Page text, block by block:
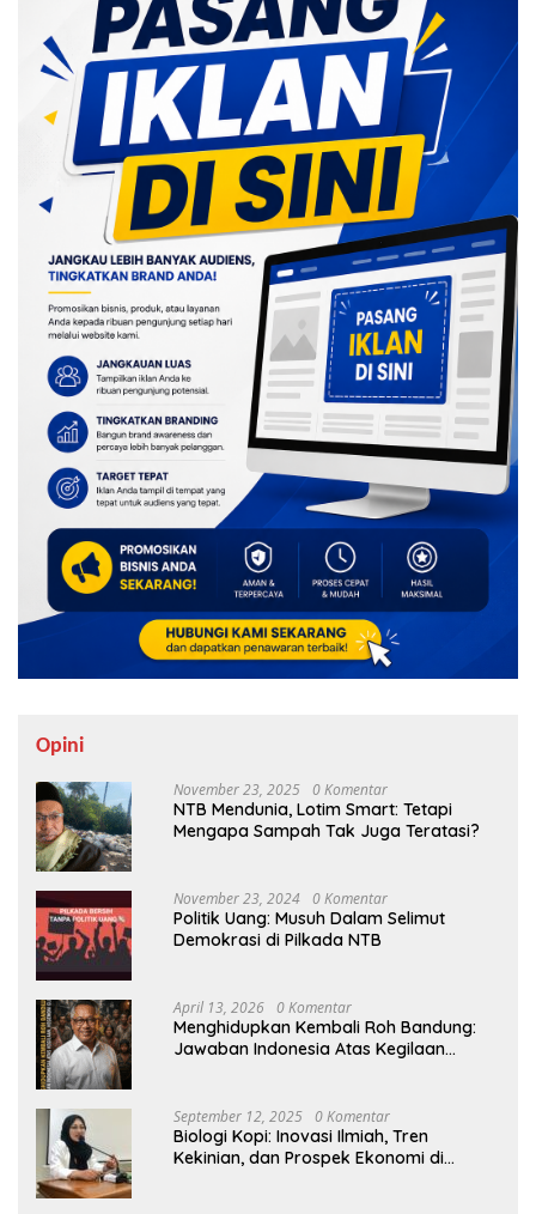
Opini
November 23, 2025 0 Komentar
NTB Mendunia, Lotim Smart: Tetapi
Mengapa Sampah Tak Juga Teratasi?
November 23, 2024 0 Komentar
Politik Uang: Musuh Dalam Selimut
Demokrasi di Pilkada NTB
April 13, 2026 0 Komentar
Menghidupkan Kembali Roh Bandung:
Jawaban Indonesia Atas Kegilaan
September 12, 2025 0 Komentar
Biologi Kopi: Inovasi Ilmiah, Tren
Kekinian, dan Prospek Ekonomi di